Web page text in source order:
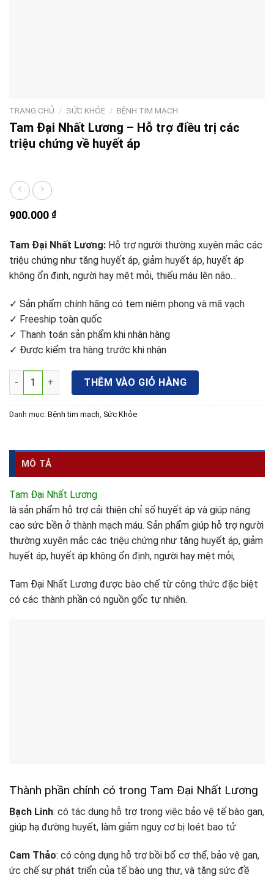
TRANG CHỦ / SỨC KHỎE / BỆNH TIM MẠCH
Tam Đại Nhất Lương – Hỗ trợ điều trị các
triệu chứng về huyết áp
900.000 ₫
Tam Đại Nhất Lương: Hỗ trợ người thường xuyên mắc các
triệu chứng như tăng huyết áp, giảm huyết áp, huyết áp
không ổn định, người hay mệt mỏi, thiếu máu lên não…
✓ Sản phẩm chính hãng có tem niêm phong và mã vạch
✓ Freeship toàn quốc
✓ Thanh toán sản phẩm khi nhận hàng
✓ Được kiểm tra hàng trước khi nhận
Tam Đại Nhất Lương - Hỗ trợ điều trị các triệu chứng về
THÊM VÀO GIỎ HÀNG
Danh mục: Bệnh tim mạch, Sức Khỏe
MÔ TẢ
Tam Đại Nhất Lương
là sản phẩm hỗ trợ cải thiện chỉ số huyết áp và giúp nâng
cao sức bền ở thành mạch máu. Sản phẩm giúp hỗ trợ người
thường xuyên mắc các triệu chứng như tăng huyết áp, giảm
huyết áp, huyết áp không ổn định, người hay mệt mỏi,
Tam Đại Nhất Lương được bào chế từ công thức đặc biệt
có các thành phần có nguồn gốc tự nhiên.
Thành phần chính có trong Tam Đại Nhất Lương
Bạch Linh: có tác dụng hỗ trợ trong việc bảo vệ tế bào gan,
giúp hạ đường huyết, làm giảm nguy cơ bị loét bao tử.
Cam Thảo: có công dụng hỗ trợ bồi bổ cơ thể, bảo vệ gan,
ức chế sự phát triển của tế bào ung thư, và tăng sức đề